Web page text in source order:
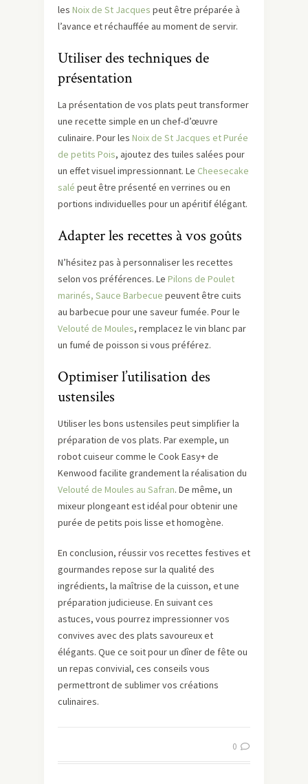
les Noix de St Jacques peut être préparée à
l’avance et réchauffée au moment de servir.
Utiliser des techniques de
présentation
La présentation de vos plats peut transformer
une recette simple en un chef-d’œuvre
culinaire. Pour les Noix de St Jacques et Purée
de petits Pois, ajoutez des tuiles salées pour
un effet visuel impressionnant. Le Cheesecake
salé peut être présenté en verrines ou en
portions individuelles pour un apéritif élégant.
Adapter les recettes à vos goûts
N’hésitez pas à personnaliser les recettes
selon vos préférences. Le Pilons de Poulet
marinés, Sauce Barbecue peuvent être cuits
au barbecue pour une saveur fumée. Pour le
Velouté de Moules, remplacez le vin blanc par
un fumé de poisson si vous préférez.
Optimiser l’utilisation des
ustensiles
Utiliser les bons ustensiles peut simplifier la
préparation de vos plats. Par exemple, un
robot cuiseur comme le Cook Easy+ de
Kenwood facilite grandement la réalisation du
Velouté de Moules au Safran. De même, un
mixeur plongeant est idéal pour obtenir une
purée de petits pois lisse et homogène.
En conclusion, réussir vos recettes festives et
gourmandes repose sur la qualité des
ingrédients, la maîtrise de la cuisson, et une
préparation judicieuse. En suivant ces
astuces, vous pourrez impressionner vos
convives avec des plats savoureux et
élégants. Que ce soit pour un dîner de fête ou
un repas convivial, ces conseils vous
permettront de sublimer vos créations
culinaires.
0